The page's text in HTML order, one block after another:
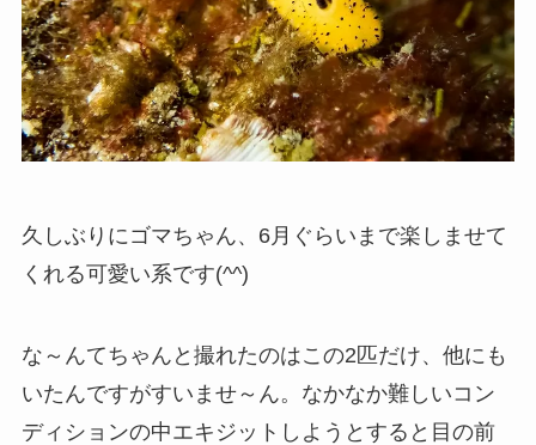
久しぶりにゴマちゃん、6月ぐらいまで楽しませて
くれる可愛い系です(^^)
な～んてちゃんと撮れたのはこの2匹だけ、他にも
いたんですがすいませ～ん。なかなか難しいコン
ディションの中エキジットしようとすると目の前